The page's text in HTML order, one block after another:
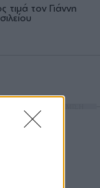
τιμά τον Γιάννη